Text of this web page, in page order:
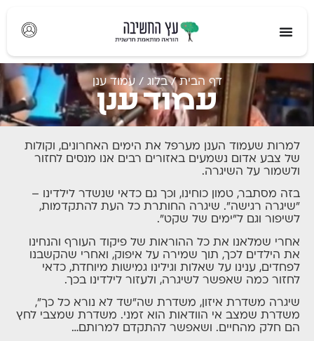
דף הבית/בלוג /עמוד ענן
עמוד ענן
למרות שעמוד הענן מערפל את הימים האחרונים, וקולות
של צבע אדום נשמעים באזורים רבים אנו מנסים לחזור
ולשמור על השיגרה.
בזה מסתבר, טמון כוחינו, וכך גם כדאי שנשדר לילדינו –
"שיגרה רגישה". שיגרה החותרת כל העת להתקדמות,
לשיפור וגם ל"ימים של שקט".
אחרי שמלאנו את כל ההוראות של פיקוד העורף והנחינו
את הילדים לכך, תוך שמירה על איפוק, ואחרי שהקשבנו
לפחדים, ענינו על שאלות וגילינו גמישות מיוחדת, כדאי
לחזור כמה שאפשר לשיגרה, ולעזור לילדינו בכך.
שיגרה משדרת איזון, משדרת שה"שד לא נורא כל כך",
משדרת שמצב אי הוודאות הוא זמני. משדרת שמצבי לחץ
הם חלק מהחיים. ושאפשר להתקדם למרותם…